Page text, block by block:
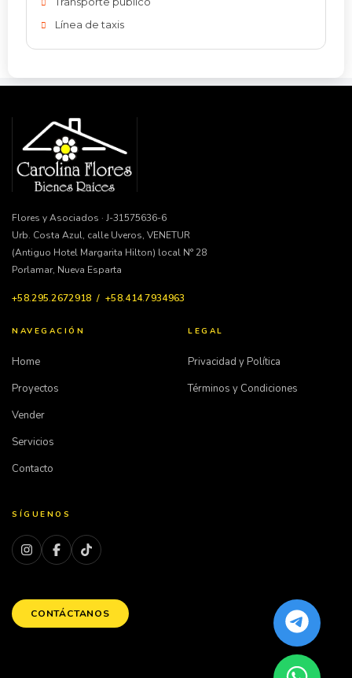
Línea de taxis
Flores y Asociados · J-31575636-6
Urb. Costa Azul, calle Uveros, VENETUR
(Antiguo Hotel Margarita Hilton) local N° 28
Porlamar, Nueva Esparta
+58.295.2672918 / +58.414.7934963
NAVEGACIÓN
Home
Proyectos
Vender
Servicios
Contacto
LEGAL
Privacidad y Política
Términos y Condiciones
SÍGUENOS
CONTÁCTANOS